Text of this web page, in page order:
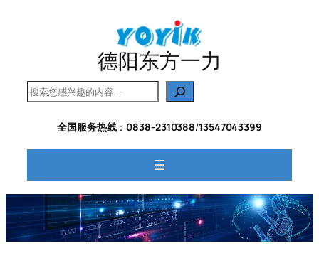
德阳东方一力
搜
索
全国服务热线： 0838-2310388/13547043399